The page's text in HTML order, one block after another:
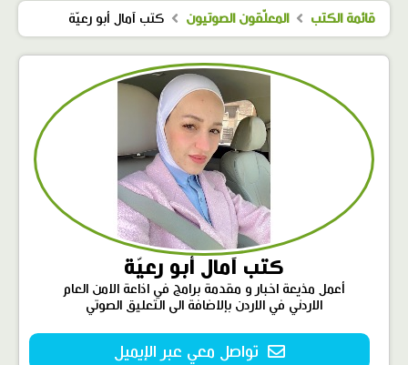
قائمة الكتب المعلّقون الصوتيون كتب آمال أبو رعيّة
كتب آمال أبو رعيّة
أعمل مذيعة اخبار و مقدمة برامج في اذاعة الامن العام
الاردني في الاردن بإلاضافة الى التعليق الصوتي
تواصل معي عبر الإيميل